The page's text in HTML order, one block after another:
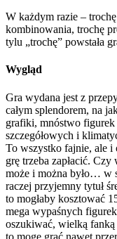
W każdym razie –
kombinowania, trochę
tylu „trochę” powstała
Wygląd
Gra wydana jest z
całym splendorem, na
grafiki, mnóstwo figurek
szczegółowych i
To wszystko fajnie, ale i
grę trzeba zapłacić.
może i można było… w
raczej przyjemny tytuł
to mogłaby kosztować
mega wypaśnych
oszukiwać, wielką fanką
to mogę grać nawet